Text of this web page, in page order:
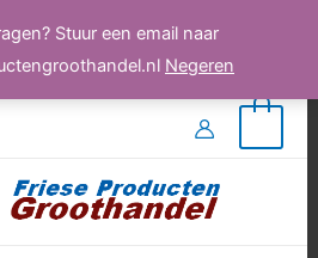
Stuur een email naar
Negeren